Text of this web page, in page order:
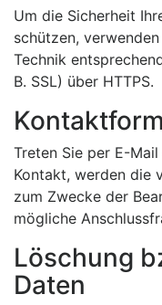
Um die Sicherheit
schützen,
Technik
B. SSL) über HTTPS.
Treten Sie per E-
Kontakt, werden die
zum Zwecke der
mögliche
Löschung
Daten